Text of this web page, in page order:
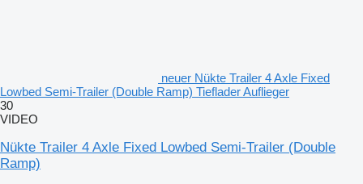
neuer Nükte Trailer 4 Axle Fixed
Lowbed Semi-Trailer (Double Ramp) Tieflader Auflieger
30
VIDEO
Nükte Trailer 4 Axle Fixed Lowbed Semi-Trailer (Double
Ramp)